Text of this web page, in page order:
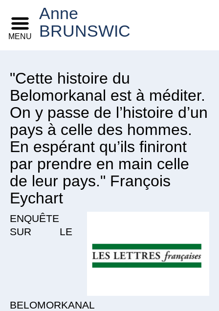
Anne
BRUNSWIC
MENU
"Cette histoire du
Belomorkanal est à méditer.
On y passe de l’histoire d’un
pays à celle des hommes.
En espérant qu’ils finiront
par prendre en main celle
de leur pays." François
Eychart
ENQUÊTE
SUR LE
BELOMORKANAL